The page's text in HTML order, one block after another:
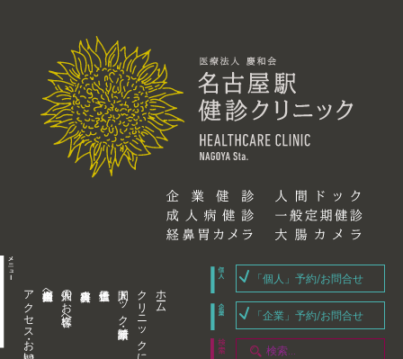
アクセス・お問い合わせ 企業内担当者様へ 個人のお客様へ 人間ドック・健康診断 ホーム
「個人」予約/お問合せ
「企業」予約/お問合せ